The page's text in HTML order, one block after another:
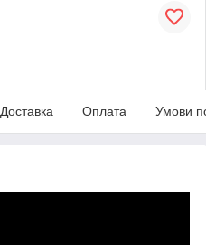
Доставка Оплата Умови